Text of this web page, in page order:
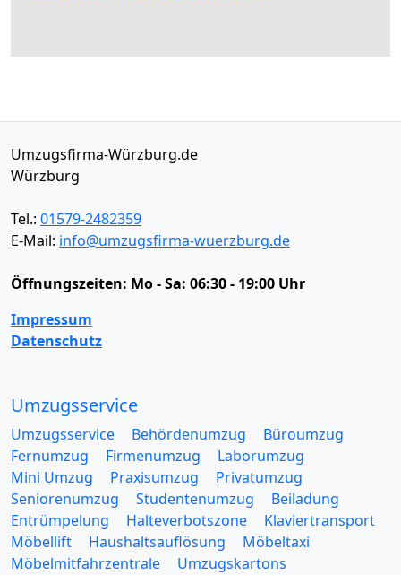
Umzugsfirma-Würzburg.de
Würzburg
Tel.: 01579-2482359
E-Mail: info@umzugsfirma-wuerzburg.de
Öffnungszeiten: Mo - Sa: 06:30 - 19:00 Uhr
Impressum
Datenschutz
Umzugsservice
Umzugsservice Behördenumzug
Büroumzug
Fernumzug
Firmenumzug
Laborumzug
Mini Umzug
Praxisumzug
Privatumzug
Seniorenumzug
Studentenumzug
Beiladung
Entrümpelung
Halteverbotszone
Klaviertransport
Möbellift
Haushaltsauflösung
Möbeltaxi
Möbelmitfahrzentrale
Umzugskartons